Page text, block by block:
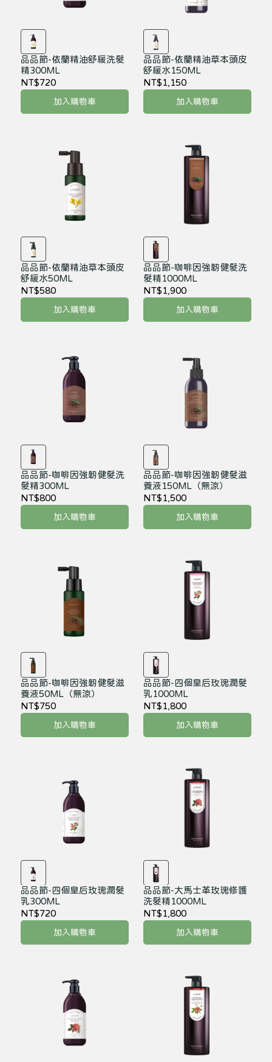
品品節-依蘭精油舒緩洗髮
精300ML
NT$720
加入購物車
品品節-依蘭精油草本頭皮
舒緩水150ML
NT$1,150
加入購物車
品品節-依蘭精油草本頭皮
舒緩水50ML
NT$580
加入購物車
品品節-咖啡因強韌健髮洗
髮精1000ML
NT$1,900
加入購物車
品品節-咖啡因強韌健髮洗
髮精300ML
NT$800
加入購物車
品品節-咖啡因強韌健髮滋
養液150ML（無涼）
NT$1,500
加入購物車
品品節-咖啡因強韌健髮滋
養液50ML（無涼）
NT$750
加入購物車
品品節-四個皇后玫瑰潤髮
乳1000ML
NT$1,800
加入購物車
品品節-四個皇后玫瑰潤髮
乳300ML
NT$720
加入購物車
品品節-大馬士革玫瑰修護
洗髮精1000ML
NT$1,800
加入購物車